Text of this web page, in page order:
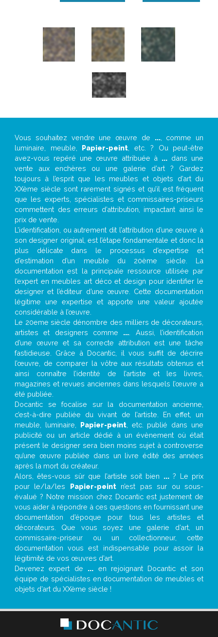
Vous souhaitez vendre une œuvre de ..., comme un
luminaire, meuble, Papier-peint , etc. ? Ou peut-être
avez-vous repéré une œuvre attribuée à ... dans une
vente aux enchères ou une galerie d’art ? Gardez
toujours à l’esprit que les meubles et objets d’art du
XXème siècle sont rarement signés et qu’il est fréquent
que les experts, spécialistes et commissaires-priseurs
commettent des erreurs d’attribution, impactant ainsi le
prix de vente.
L’identification, ou autrement dit l’attribution d’une œuvre à
son designer original, est l’étape fondamentale et donc la
plus délicate dans le processus d’expertise et
d’estimation d’un meuble du 20ème siècle. La
documentation est la principale ressource utilisée par
l’expert en meubles art déco et design pour identifier le
designer et l’éditeur d’une œuvre. Cette documentation
légitime une expertise et apporte une valeur ajoutée
considérable à l’œuvre.
Le 20eme siècle dénombre des milliers de décorateurs,
artistes et designers comme ... . Aussi, l’identification
d’une œuvre et sa correcte attribution est une tâche
fastidieuse. Grâce à Docantic, il vous suffit de décrire
l’œuvre, de comparer la vôtre aux résultats obtenus et
ainsi connaître l’identité de l’artiste et les livres,
magazines et revues anciennes dans lesquels l’œuvre a
été publiée.
Docantic se focalise sur la documentation ancienne,
c’est-à-dire publiée du vivant de l’artiste. En effet, un
meuble, luminaire, Papier-peint, etc. publié dans une
publicité ou un article dédié à un évènement où était
présent le designer sera bien moins sujet à controverse
qu’une œuvre publiée dans un livre édité des années
après la mort du créateur.
Alors, êtes-vous sûr que l’artiste soit bien ...? Le prix
pour le/la/les Papier-peintn’est pas sur ou sous-
évalué ? Notre mission chez Docantic est justement de
vous aider à répondre à ces questions en fournissant une
documentation d’époque pour tous les artistes et
décorateurs. Que vous soyez une galerie d’art, un
commissaire-priseur ou un collectionneur, cette
documentation vous est indispensable pour assoir la
légitimité de vos œuvres d’art.
Devenez expert de ... en rejoignant Docantic et son
équipe de spécialistes en documentation de meubles et
objets d’art du XXème siècle !